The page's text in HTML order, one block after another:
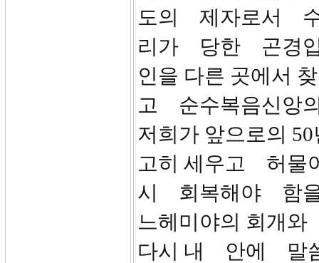
도의 제자로서
리가 당한 곤경입
인을 다른 곳에서
고 순수복음신앙
저희가 앞으로의
고히 세우고 허
시 회복해야 함
느헤미야의 회개
다시 내 안에 말씀